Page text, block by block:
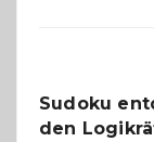
Sudoku
den